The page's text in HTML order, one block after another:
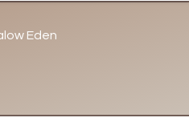
Eden